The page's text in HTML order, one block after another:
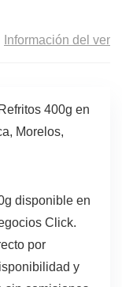
Información del
400g en
Morelos,
disponible en
Click.
por
y